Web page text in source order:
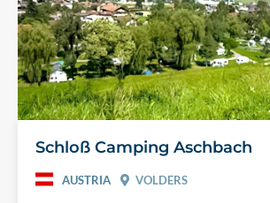
Schloß Camping Aschbach
AUSTRIA VOLDERS